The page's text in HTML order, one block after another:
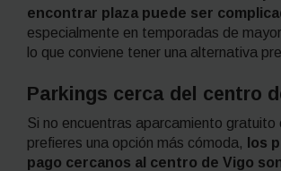
encontrar plaza puede ser
especialmente en temporadas de
lo que conviene tener una alternativa
Parkings cerca del centro
Si no encuentras aparcamiento gratuito
prefieres una opción más cómoda,
los
pago cercanos al centro de Vigo